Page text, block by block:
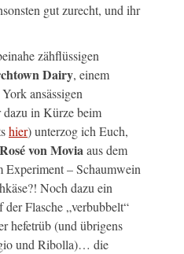
gut zurecht, und ihr
zähflüssigen
Dairy, einem
ansässigen
dazu in Kürze beim
hier) unterzog ich Euch,
von Moviaaus dem
Experiment – Schaumwein
Noch dazu ein
Flasche „verbubbelt“
hefetrüb (und übrigens
und Ribolla)… die